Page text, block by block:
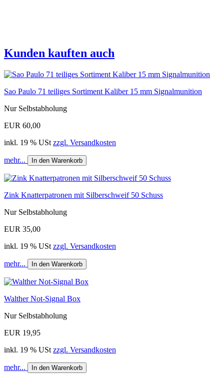
Kunden kauften auch
Sao Paulo 71 teiliges Sortiment Kaliber 15 mm Signalmunition
Nur Selbstabholung
EUR 60,00
inkl. 19 % USt zzgl. Versandkosten
mehr... In den Warenkorb
Zink Knatterpatronen mit Silberschweif 50 Schuss
Nur Selbstabholung
EUR 35,00
inkl. 19 % USt zzgl. Versandkosten
mehr... In den Warenkorb
Walther Not-Signal Box
Nur Selbstabholung
EUR 19,95
inkl. 19 % USt zzgl. Versandkosten
mehr... In den Warenkorb